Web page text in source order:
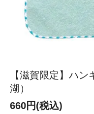
【滋賀限定】ハ
湖）
660円(税込)